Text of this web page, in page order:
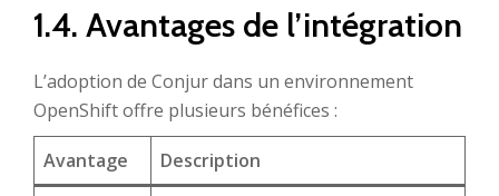
1.4. Avantages de l’intégration
L’adoption de Conjur dans un environnement
OpenShift offre plusieurs bénéfices :
Avantage Description